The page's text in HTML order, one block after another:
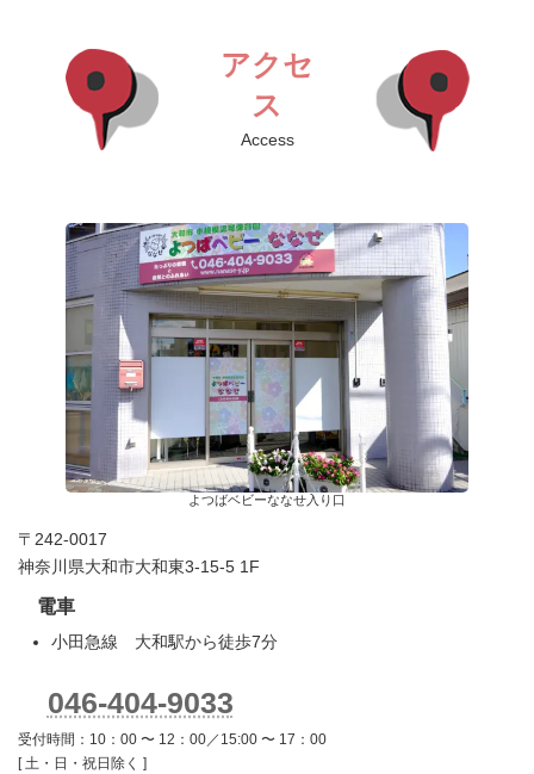
アクセ
ス
Access
よつばベビーななせ入り口
〒242-0017
神奈川県大和市大和東3-15-5 1F
電車
小田急線 大和駅から徒歩7分
046-404-9033
受付時間：10：00 〜 12：00／15:00 〜 17：00
[ 土・日・祝日除く ]